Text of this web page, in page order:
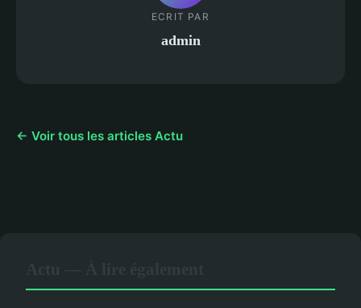
ECRIT PAR
admin
← Voir tous les articles Actu